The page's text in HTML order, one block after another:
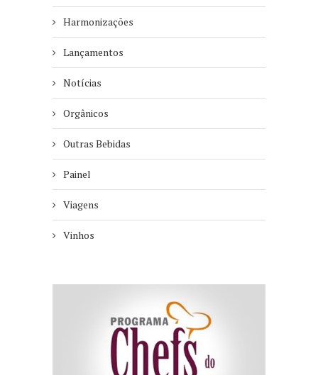
Harmonizações
Lançamentos
Notícias
Orgânicos
Outras Bebidas
Painel
Viagens
Vinhos